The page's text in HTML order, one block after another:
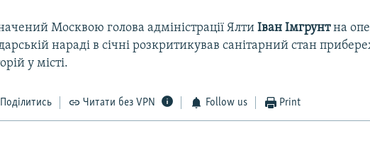
Москвою голова адміністрації ЯлтиІван Імгрунтна
нараді в січні розкритикував санітарний стан
у місті.
Поділитись Читати без VPN Follow us Print